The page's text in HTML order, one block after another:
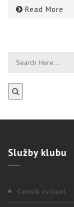
Read More
Službyklubu
Cenník cvičení